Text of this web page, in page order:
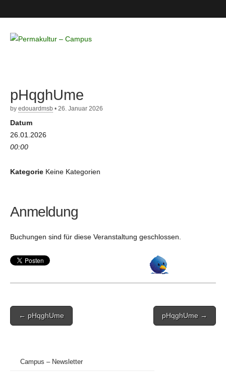
– Campus
pHqghUme
by edouardmsb • 26. Januar 2026
Datum
26.01.2026
00:00
Kategorie Keine Kategorien
Anmeldung
Buchungen sind für diese Veranstaltung geschlossen.
Post
navigation
← pHqghUme pHqghUme →
Campus – Newsletter